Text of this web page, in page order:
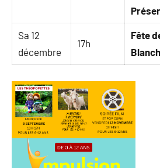
Sa 12
décembre
17h
Fête